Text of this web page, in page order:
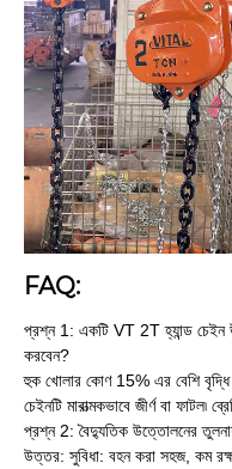
FAQ:
প্রশ্ন 1: একটি VT 2T হ্যান্ড চেইন
করবেন?
হুক খোলার কোণ 15% এর বেশি বৃদ্ধি
চেইনটি মারাত্মকভাবে জীর্ণ বা ফাটল৷
প্রশ্ন 2: বৈদ্যুতিক উত্তোলনের
উত্তর: সুবিধা: বহন করা সহজ, কম